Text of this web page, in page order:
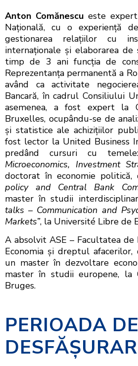
Anton Comănescu este
Națională, cu o experiență
gestionarea relațiilor cu
internaționale și elaborarea
timp de 3 ani funcţia de
Reprezentanța permanentă a
având ca activitate
Bancară, în cadrul Consiliului
asemenea, a fost expert la
Bruxelles, ocupându-se de
și statistice ale achizițiilor
fost lector la United Business
predând cursuri cu
Microeconomics, Investment
doctorat în economie politică,
policy and Central Bank
master în studii
talks – Communication and
Markets”, la Université Libre de
A absolvit ASE – Facultatea de
Economia și dreptul
un master în dezvoltare
master în studii europene, la
Bruges.
PERIOADA DE